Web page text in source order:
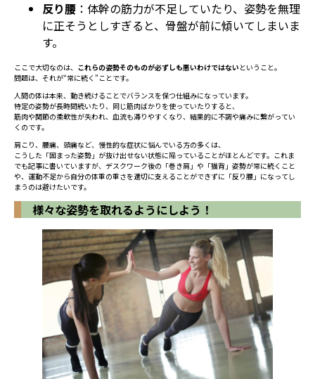
反り腰 ：体幹の筋力が不足していたり、姿勢を無理
に正そうとしすぎると、骨盤が前に傾いてしまいま
す。
ここで大切なのは、 これらの姿勢そのものが必ずしも悪いわけではない ということ。
問題は、それが“常に続く”ことです。
人間の体は本来、動き続けることでバランスを保つ仕組みになっています。
特定の姿勢が長時間続いたり、同じ筋肉ばかりを使っていたりすると、
筋肉や関節の柔軟性が失われ、血流も滞りやすくなり、結果的に不調や痛みに繋がってい
くのです。
肩こり、腰痛、頭痛など、慢性的な症状に悩んでいる方の多くは、
こうした「固まった姿勢」が抜け出せない状態に陥っていることがほとんどです。これま
でも記事に書いていますが、デスクワーク後の「巻き肩」や「猫背」姿勢が常に続くこと
や、運動不足から自分の体重の重さを適切に支えることができずに「反り腰」になってし
まうのは避けたいです。
様々な姿勢を取れるようにしよう！